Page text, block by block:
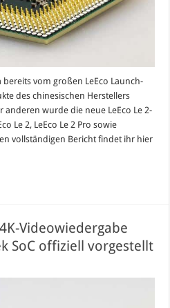
vom großen LeEco Launch-
des chinesischen Herstellers
anderen wurde die neue LeEco Le 2-
Le 2, LeEco Le 2 Pro sowie
vollständigen Bericht findet ihr hier
Videowiedergabe
SoC offiziell vorgestellt